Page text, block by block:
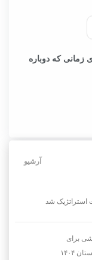
زمانی که دوباره
آرشیو
استراتژیک شد
برای
۱۴۰۴